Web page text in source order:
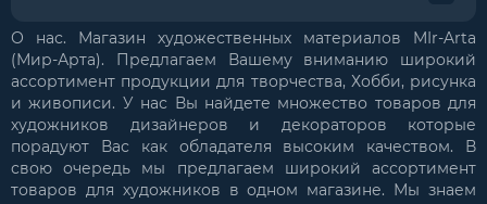
О нас. Магазин художественных материалов MIr-Arta
(Мир-Арта). Предлагаем Вашему вниманию широкий
ассортимент продукции для творчества, Хобби, рисунка
и живописи. У нас Вы найдете множество товаров для
художников дизайнеров и декораторов которые
порадуют Вас как обладателя высоким качеством. В
свою очередь мы предлагаем широкий ассортимент
товаров для художников в одном магазине. Мы знаем